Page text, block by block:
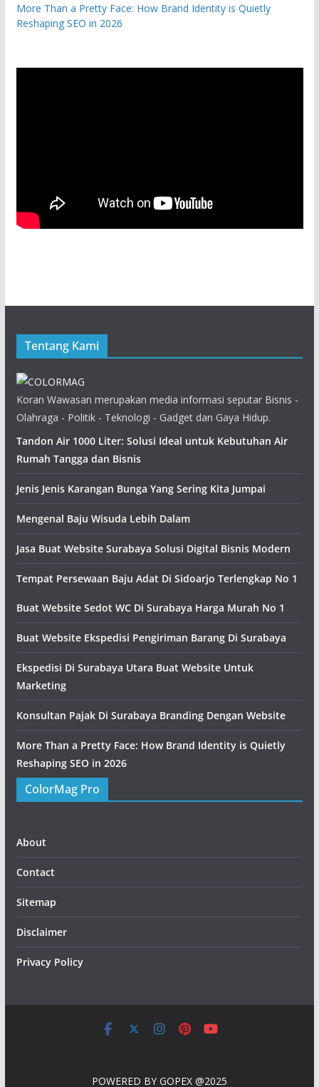
More Than a Pretty Face: How Brand Identity is Quietly
Reshaping SEO in 2026
Tentang Kami
Koran Wawasan merupakan media informasi seputar Bisnis -
Olahraga - Politik - Teknologi - Gadget dan Gaya Hidup.
Tandon Air 1000 Liter: Solusi Ideal untuk Kebutuhan Air
Rumah Tangga dan Bisnis
Jenis Jenis Karangan Bunga Yang Sering Kita Jumpai
Mengenal Baju Wisuda Lebih Dalam
Jasa Buat Website Surabaya Solusi Digital Bisnis Modern
Tempat Persewaan Baju Adat Di Sidoarjo Terlengkap No 1
Buat Website Sedot WC Di Surabaya Harga Murah No 1
Buat Website Ekspedisi Pengiriman Barang Di Surabaya
Ekspedisi Di Surabaya Utara Buat Website Untuk
Marketing
Konsultan Pajak Di Surabaya Branding Dengan Website
More Than a Pretty Face: How Brand Identity is Quietly
Reshaping SEO in 2026
ColorMag Pro
About
Contact
Sitemap
Disclaimer
Privacy Policy